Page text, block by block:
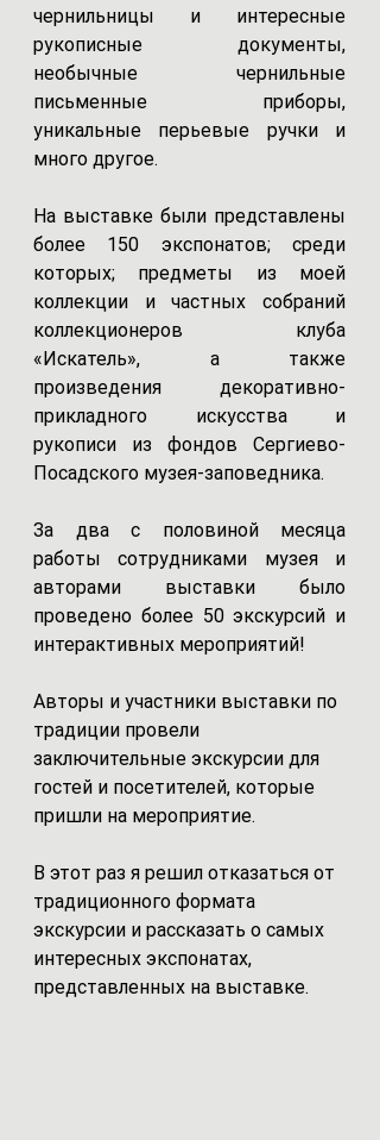
чернильницы и интересные
рукописные документы,
необычные чернильные
письменные приборы,
уникальные перьевые ручки и
много другое.
На выставке были представлены
более 150 экспонатов; среди
которых; предметы из моей
коллекции и частных собраний
коллекционеров клуба
«Искатель», а также
произведения декоративно-
прикладного искусства и
рукописи из фондов Сергиево-
Посадского музея-заповедника.
За два с половиной месяца
работы сотрудниками музея и
авторами выставки было
проведено более 50 экскурсий и
интерактивных мероприятий!
Авторы и участники выставки по
традиции провели
заключительные экскурсии для
гостей и посетителей, которые
пришли на мероприятие.
В этот раз я решил отказаться от
традиционного формата
экскурсии и рассказать о самых
интересных экспонатах,
представленных на выставке.